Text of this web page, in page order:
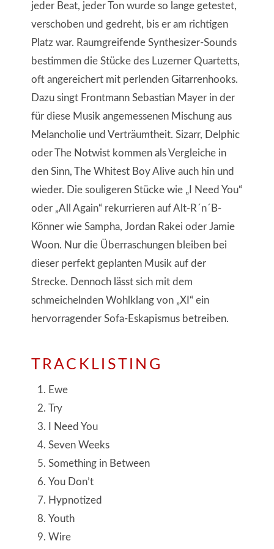
jeder Beat, jeder Ton wurde so lange getestet,
verschoben und gedreht, bis er am richtigen
Platz war. Raumgreifende Synthesizer-Sounds
bestimmen die Stücke des Luzerner Quartetts,
oft angereichert mit perlenden Gitarrenhooks.
Dazu singt Frontmann Sebastian Mayer in der
für diese Musik angemessenen Mischung aus
Melancholie und Verträumtheit. Sizarr, Delphic
oder The Notwist kommen als Vergleiche in
den Sinn, The Whitest Boy Alive auch hin und
wieder. Die souligeren Stücke wie „I Need You“
oder „All Again“ rekurrieren auf Alt-R´n´B-
Könner wie Sampha, Jordan Rakei oder Jamie
Woon. Nur die Überraschungen bleiben bei
dieser perfekt geplanten Musik auf der
Strecke. Dennoch lässt sich mit dem
schmeichelnden Wohlklang von „XI“ ein
hervorragender Sofa-Eskapismus betreiben.
TRACKLISTING
Ewe
Try
I Need You
Seven Weeks
Something in Between
You Don’t
Hypnotized
Youth
Wire